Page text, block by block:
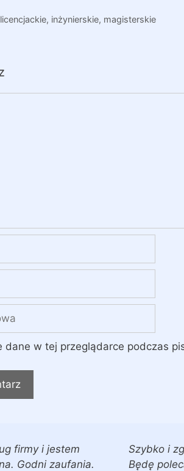
inżynierskie, magisterskie
dane w tej przeglądarce podczas
firmy i jestem
Godni zaufania.
Szybko i
Będę